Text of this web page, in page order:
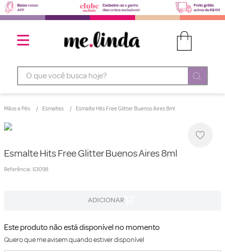
O que você busca hoje?
Mãos e Pés Esmaltes Esmalte Hits Free Glitter Buenos Aires 8ml
Esmalte Hits Free Glitter Buenos Aires 8ml
Referência: 63098
Este produto não está disponível no momento
Quero que me avisem quando estiver disponível